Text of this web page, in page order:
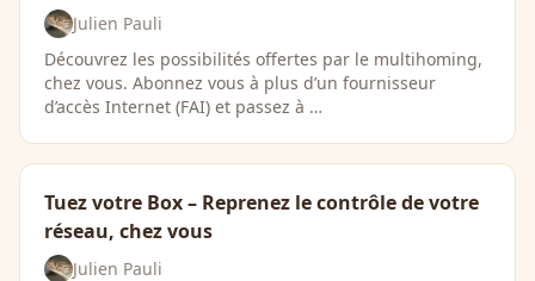
Julien Pauli
Découvrez les possibilités offertes par le multihoming,
chez vous. Abonnez vous à plus d’un fournisseur
d’accès Internet (FAI) et passez à …
Tuez votre Box – Reprenez le contrôle de votre
réseau, chez vous
Julien Pauli